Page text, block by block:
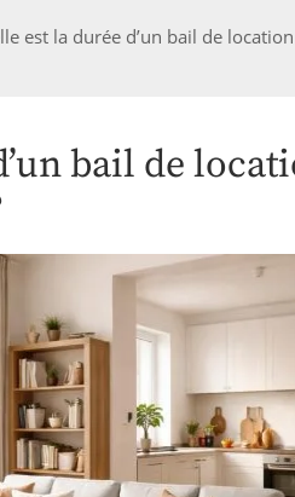
est la durée d’un bail de
bail de